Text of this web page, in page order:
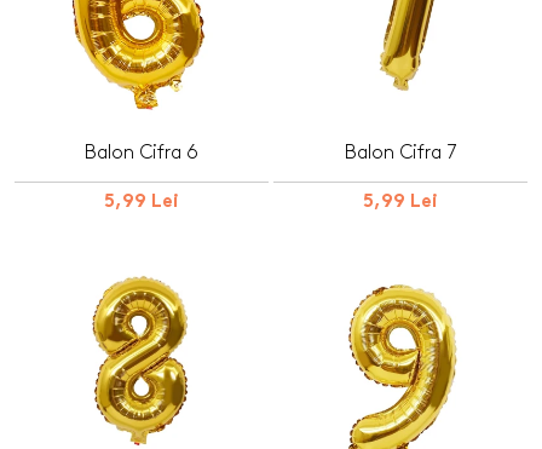
Balon Cifra 6
5,99 Lei
Balon Cifra 7
5,99 Lei